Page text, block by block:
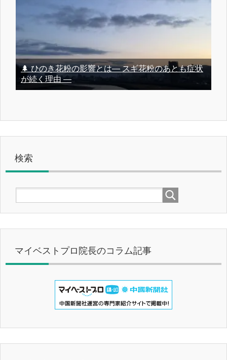
🌲 ひのき花粉の影響とは― スギ花粉のあとも症状
が続く理由 ―
検索
マイベストプロ院長のコラム記事